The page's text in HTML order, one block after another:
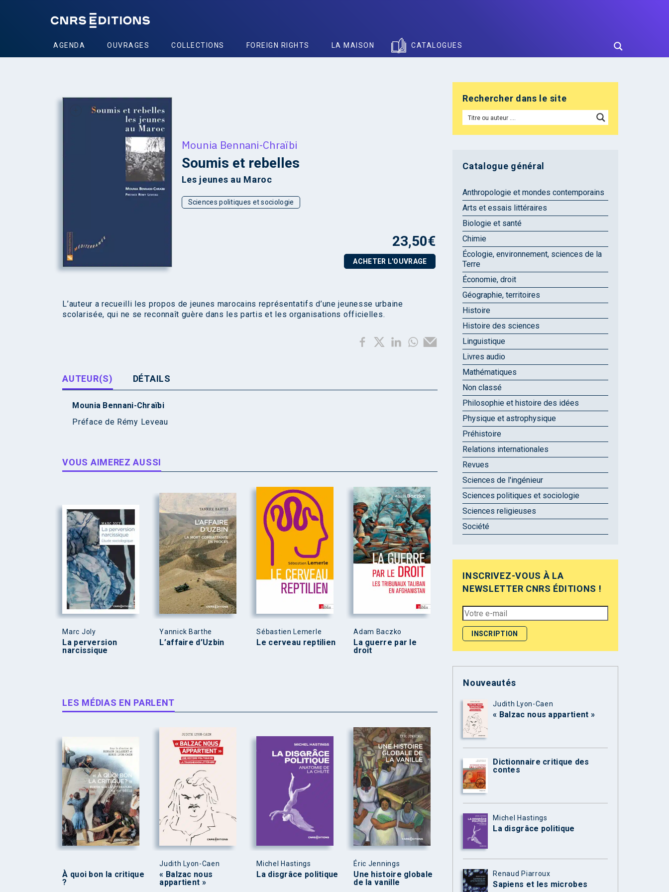
AGENDA OUVRAGES COLLECTIONS FOREIGN RIGHTS LA MAISON CATALOGUES
Mounia Bennani-Chraïbi
Soumis et rebelles
Les jeunes au Maroc
Sciences politiques et sociologie
23,50€
ACHETER L'OUVRAGE
L’auteur a recueilli les propos de jeunes marocains représentatifs d’une jeunesse urbaine
scolarisée, qui ne se reconnaît guère dans les partis et les organisations officielles.
AUTEUR(S) DÉTAILS
Mounia Bennani-Chraïbi
Préface de Rémy Leveau
VOUS AIMEREZ AUSSI
Marc Joly
La perversion
narcissique
Yannick Barthe
L’affaire d’Uzbin
Sébastien Lemerle
Le cerveau reptilien
Adam Baczko
La guerre par le
droit
LES MÉDIAS EN PARLENT
À quoi bon la critique
?
Judith Lyon-Caen
« Balzac nous
appartient »
Michel Hastings
La disgrâce politique
Éric Jennings
Une histoire globale
de la vanille
Rechercher dans le site
Catalogue général
Anthropologie et mondes contemporains
Arts et essais littéraires
Biologie et santé
Chimie
Écologie, environnement, sciences de la
Terre
Économie, droit
Géographie, territoires
Histoire
Histoire des sciences
Linguistique
Livres audio
Mathématiques
Non classé
Philosophie et histoire des idées
Physique et astrophysique
Préhistoire
Relations internationales
Revues
Sciences de l'ingénieur
Sciences politiques et sociologie
Sciences religieuses
Société
INSCRIVEZ-VOUS À LA
NEWSLETTER CNRS ÉDITIONS !
Nouveautés
Judith Lyon-Caen
« Balzac nous appartient »
Dictionnaire critique des
contes
Michel Hastings
La disgrâce politique
Renaud Piarroux
Sapiens et les microbes